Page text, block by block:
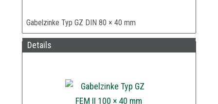
Gabelzinke Typ GZ DIN 80 × 40 mm
Details